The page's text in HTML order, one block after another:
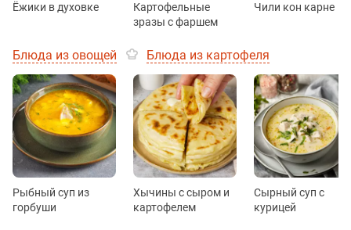
Ёжики в духовке
Картофельные
зразы с фаршем
Чили кон карне
Блюда из овощей Блюда из картофеля
Рыбный суп из
горбуши
Хычины с сыром и
картофелем
Сырный суп с
курицей